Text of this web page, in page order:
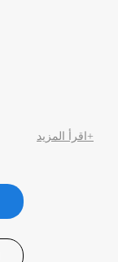
+اقرأ المزيد